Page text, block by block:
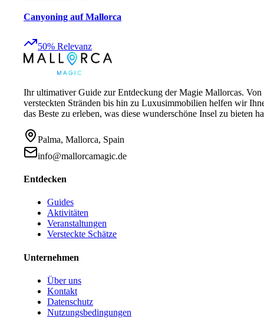
Canyoning auf Mallorca
50% Relevanz
Ihr ultimativer Guide zur Entdeckung der Magie Mallorcas. Von
versteckten Stränden bis hin zu Luxusimmobilien helfen wir
das Beste zu erleben, was diese wunderschöne Insel zu bieten
Palma, Mallorca, Spain
info@mallorcamagic.de
Entdecken
Guides
Aktivitäten
Veranstaltungen
Versteckte Schätze
Unternehmen
Über uns
Kontakt
Datenschutz
Nutzungsbedingungen